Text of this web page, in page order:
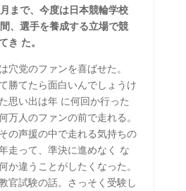
まで、今度は日本競輪学校
、選手を養成する立場で競
き た。
穴党のファンを喜ばせた。
勝てたら面白いんでしょうけ
思い出は年 に何回か行った
万人のファンの前で走れる。
の声援の中で走れる気持ちの
走って、準決に進めなく な
か違うことがしたくなった。
官試験の話。さっそく受験し